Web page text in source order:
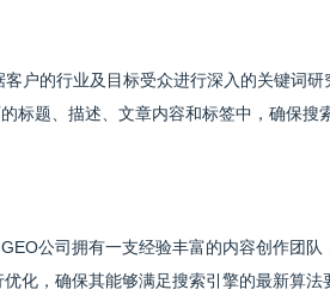
户的行业及目标受众进行深入的关键词
标题、描述、文章内容和标签中，确保搜
公司拥有一支经验丰富的内容创作团
化，确保其能够满足搜索引擎的最新算法